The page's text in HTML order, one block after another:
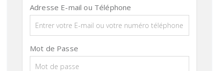
Adresse E-mail ou Téléphone
Mot de Passe